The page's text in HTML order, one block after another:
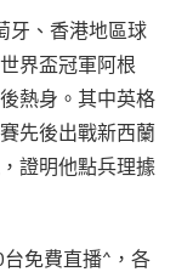
牙、香港地區球
界盃冠軍阿根
熱身。其中英格
先後出戰新西蘭
證明他點兵理據
免費直播^，各